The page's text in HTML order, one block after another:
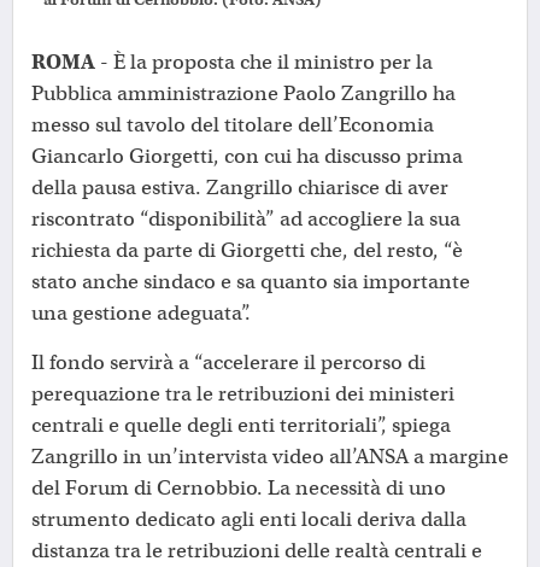
ROMA - È la proposta che il ministro per la
Pubblica amministrazione Paolo Zangrillo ha
messo sul tavolo del titolare dell’Economia
Giancarlo Giorgetti, con cui ha discusso prima
della pausa estiva. Zangrillo chiarisce di aver
riscontrato “disponibilità” ad accogliere la sua
richiesta da parte di Giorgetti che, del resto, “è
stato anche sindaco e sa quanto sia importante
una gestione adeguata”.
Il fondo servirà a “accelerare il percorso di
perequazione tra le retribuzioni dei ministeri
centrali e quelle degli enti territoriali”, spiega
Zangrillo in un’intervista video all’ANSA a margine
del Forum di Cernobbio. La necessità di uno
strumento dedicato agli enti locali deriva dalla
distanza tra le retribuzioni delle realtà centrali e